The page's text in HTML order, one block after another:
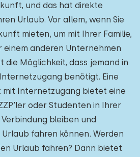
und das hat direkte
Urlaub. Vor allem, wenn Sie
mieten, um mit Ihrer Familie,
einem anderen Unternehmen
die Möglichkeit, dass jemand in
benötigt. Eine
Internetzugang bietet eine
oder Studenten in Ihrer
bleiben und
fahren können. Werden
Urlaub fahren? Dann bietet